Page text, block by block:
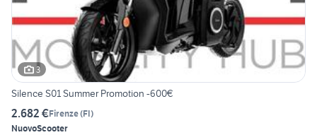
3
Silence S01 Summer Promotion -600€
2.682 €Firenze(FI)
NuovoScooter